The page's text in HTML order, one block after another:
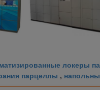
локеры
парцеллы ,